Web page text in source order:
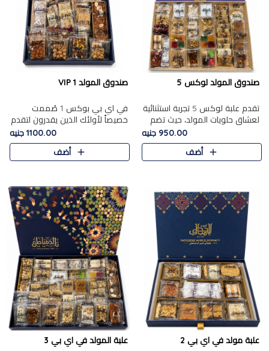
صندوق المولد لوكس 5
تقدم علبة لوكس 5 تجربة استثنائية
لعشاق حلويات المولد، حيث تضم
42 قطعة من تشكيلة فاخرة تجمع
بين أشهر الأصناف التقليدية وأصناف
مميزة مختارة بع..
950.00 جنيه
أضف
صندوق المولد VIP 1
في اي بي بوكس 1 صُممت
خصيصاً لأولئك الذين يقدرون لتقدم
تجربة استثنائية بوكس تجمع بين
أفخر حلويات المولد المصري مع
تشكيلة مختارة من الأصناف ..
1100.00 جنيه
أضف
علبة مولد في اي بي 2 علبة المولد في اي بي 3